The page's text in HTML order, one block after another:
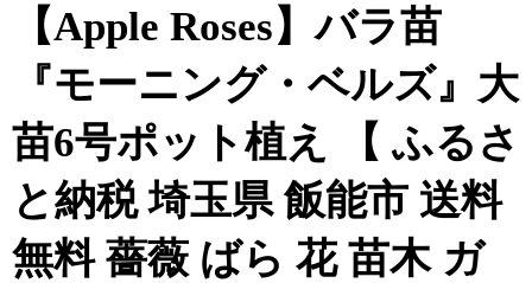
【Apple Roses】バラ苗
『モーニング・ベルズ』大
苗6号ポット植え 【 ふるさ
と納税 埼玉県 飯能市 送料
無料 薔薇 ばら 花 苗木 ガ